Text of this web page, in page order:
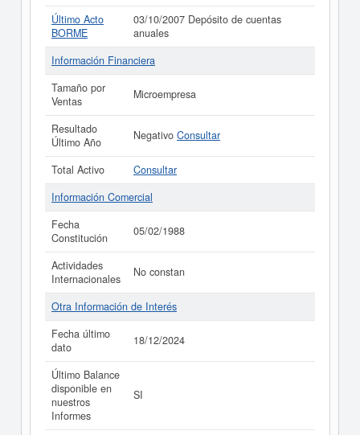
Último Acto
BORME
03/10/2007 Depósito de cuentas
anuales
Información Financiera
Tamaño por
Ventas
Microempresa
Resultado
Último Año
Negativo Consultar
Total Activo
Consultar
Información Comercial
Fecha
Constitución
05/02/1988
Actividades
Internacionales
No constan
Otra Información de Interés
Fecha último
dato
18/12/2024
Último Balance
disponible en
nuestros
Informes
SI